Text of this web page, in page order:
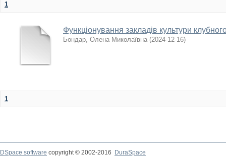
1
Функціонування закладів культури
Бондар, Олена Миколаївна (2024-12-16)
1
DSpace software copyright © 2002-2016
DuraSpace